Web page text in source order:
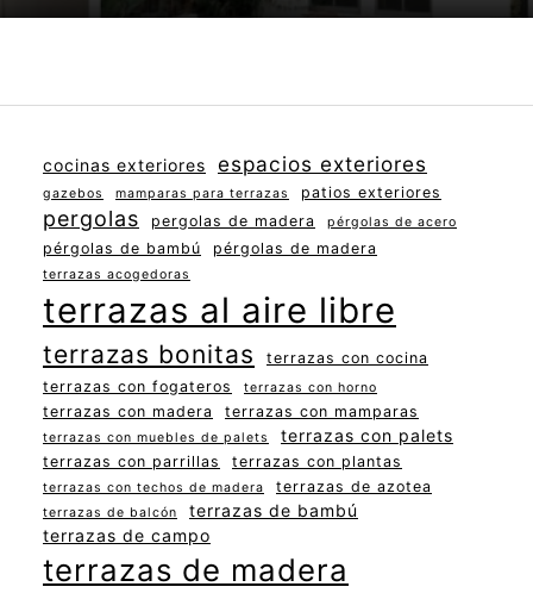
cocinas exteriores espacios exteriores
gazebos mamparas para terrazas patios exteriores
pergolas pergolas de madera pérgolas de acero
pérgolas de bambú pérgolas de madera
terrazas acogedoras
terrazas al aire libre
terrazas bonitas
terrazas con cocina
terrazas con fogateros
terrazas con horno
terrazas con madera terrazas con mamparas
terrazas con muebles de palets terrazas con palets
terrazas con parrillas terrazas con plantas
terrazas con techos de madera terrazas de azotea
terrazas de balcón
terrazas de bambú
terrazas de campo
terrazas de madera